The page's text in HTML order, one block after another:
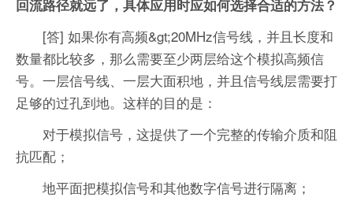
回流路径就远了，具体应用时应如何选择合适的方法？
[答] 如果你有高频&gt;20MHz信号线，并且长度和
数量都比较多，那么需要至少两层给这个模拟高频信
号。一层信号线、一层大面积地，并且信号线层需要打
足够的过孔到地。这样的目的是：
对于模拟信号，这提供了一个完整的传输介质和阻
抗匹配；
地平面把模拟信号和其他数字信号进行隔离；